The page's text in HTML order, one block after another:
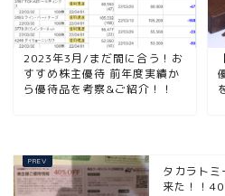
2023年3月/まだ間に合う！お
すすめ株主優待 前年度実績か
ら優待品を考察&ご紹介！！
タカラト
来た！！